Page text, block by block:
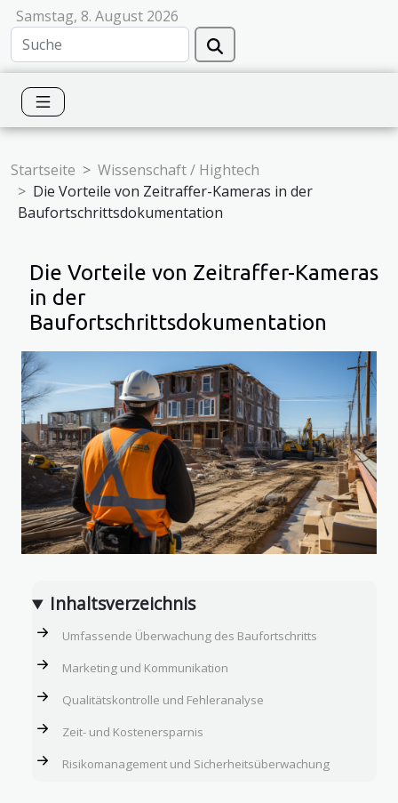
Samstag, 8. August 2026
Startseite
Wissenschaft / Hightech
Die Vorteile von Zeitraffer-Kameras in der
Baufortschrittsdokumentation
Die Vorteile von Zeitraffer-Kameras
in der
Baufortschrittsdokumentation
Inhaltsverzeichnis
Umfassende Überwachung des Baufortschritts
Marketing und Kommunikation
Qualitätskontrolle und Fehleranalyse
Zeit- und Kostenersparnis
Risikomanagement und Sicherheitsüberwachung